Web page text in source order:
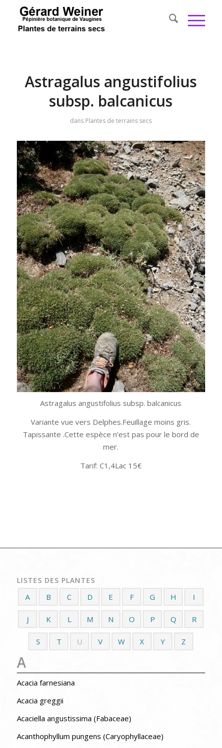
Astragalus angustifolius
subsp. balcanicus
dans Plantes de terrains secs
Astragalus angustifolius subsp. balcanicus
Variante vue vers Delphes.Feuillage moins gris.
Tapissante .Cette espèce n’est pas pour le bord de
mer.
Tarif: C1,4Lac 15€
LISTES DES PLANTES
A B C D E F G H I
J K L M N O P Q R
S T U V W X Y Z
A
Acacia farnesiana
Acacia greggii
Acaciella angustissima (Fabaceae)
Acanthophyllum pungens (Caryophyllaceae)